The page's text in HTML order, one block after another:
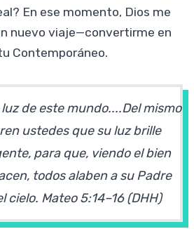
En ese momento, Dios me
nuevo viaje—convertirme en
Contemporáneo.
de este mundo....Del mismo
ustedes que su luz brille
para que, viendo el bien
todos alaben a su Padre
cielo. Mateo 5:14–16 (DHH)